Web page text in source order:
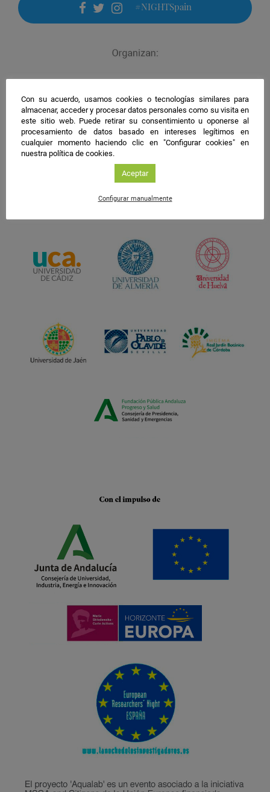
Calendar
facebook
twitter
instagram
#NIGHTSpain
Con su acuerdo, usamos cookies o tecnologías similares para
almacenar, acceder y procesar datos personales como su visita en
este sitio web. Puede retirar su consentimiento u oponerse al
procesamiento de datos basado en intereses legítimos en
cualquier momento haciendo clic en "Configurar cookies" en
nuestra política de cookies.
Aceptar
Configurar manualmente